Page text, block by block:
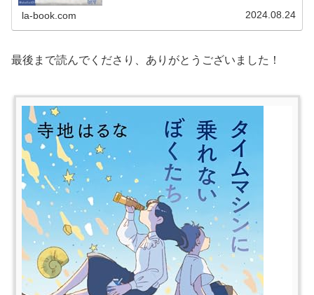
la-book.com 2024.08.24
最後まで読んでくださり、ありがとうございました！